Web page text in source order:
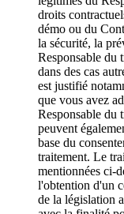
droits
démo ou du
la sécurité, la
Responsable du
dans des cas
est justifié
que vous avez
Responsable du
peuvent
base du
traitement. Le
mentionnées ci-
l'obtention d'un
de la législation